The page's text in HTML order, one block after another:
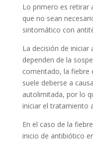
Lo primero es retirar
que no sean
sintomático con
La decisión de iniciar
dependen de la
comentado, la fiebre
suele deberse a
autolimitada, por lo
iniciar el tratamiento
En el caso de la
inicio de antibiótico